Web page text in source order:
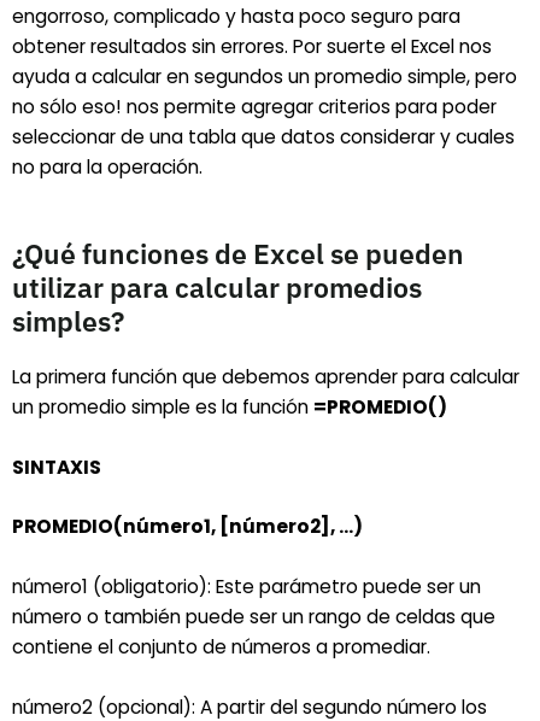
engorroso, complicado y hasta poco seguro para
obtener resultados sin errores. Por suerte el Excel nos
ayuda a calcular en segundos un promedio simple, pero
no sólo eso! nos permite agregar criterios para poder
seleccionar de una tabla que datos considerar y cuales
no para la operación.
¿Qué funciones de Excel se pueden
utilizar para calcular promedios
simples?
La primera función que debemos aprender para calcular
un promedio simple es la función =PROMEDIO()
SINTAXIS
PROMEDIO(número1, [número2], …)
número1 (obligatorio): Este parámetro puede ser un
número o también puede ser un rango de celdas que
contiene el conjunto de números a promediar.
número2 (opcional): A partir del segundo número los